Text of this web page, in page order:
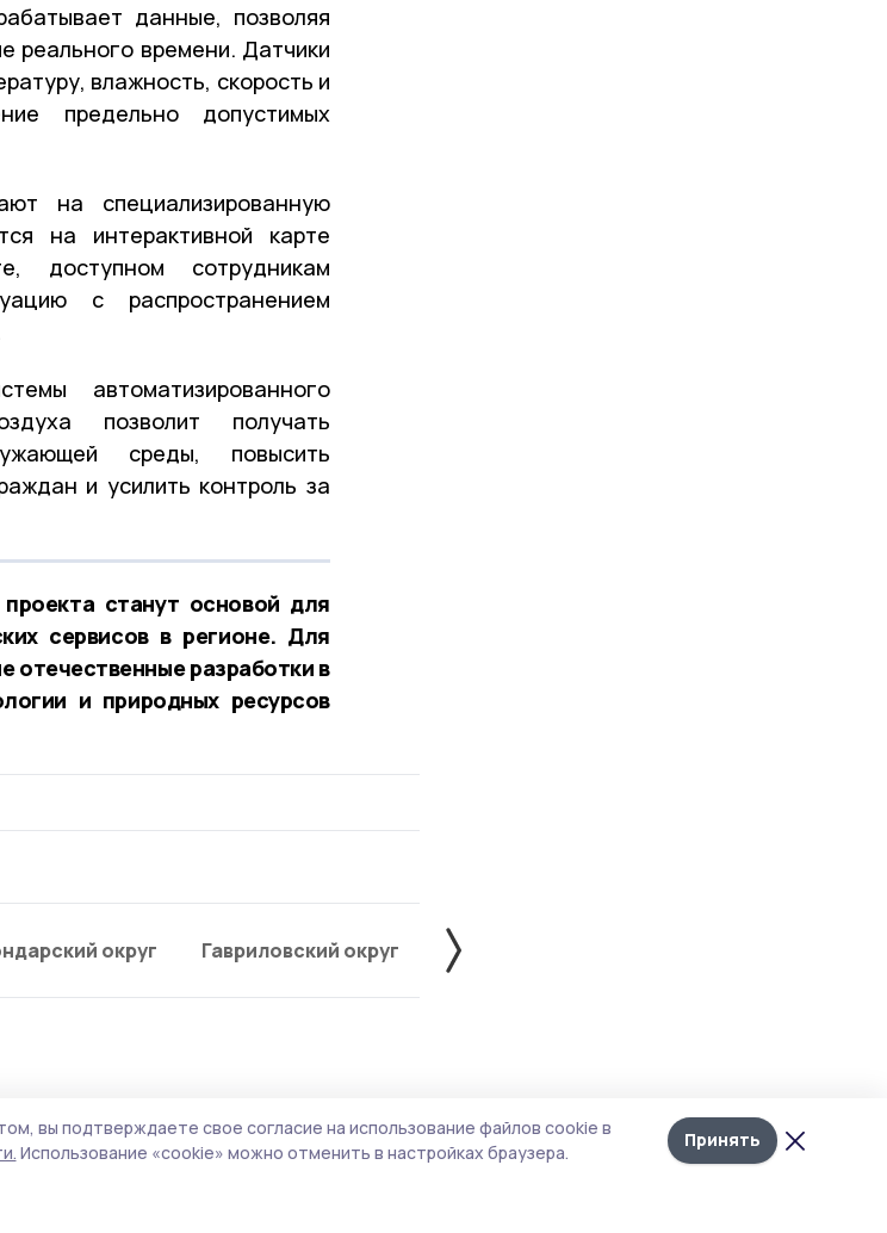
Лента
новостей
данные, позволяя
реального времени. Датчики
влажность, скорость и
предельно допустимых
на специализированную
на интерактивной карте
доступном сотрудникам
с распространением
автоматизированного
позволит получать
среды, повысить
и усилить контроль за
станут основой для
сервисов в регионе. Для
отечественные разработки в
и природных ресурсов
округ Гавриловский округ Жердевский округ
в реке
вы подтверждаете свое согласие на использование файлов cookie в
Использование «cookie» можно отменить в настройках браузера.
Принять